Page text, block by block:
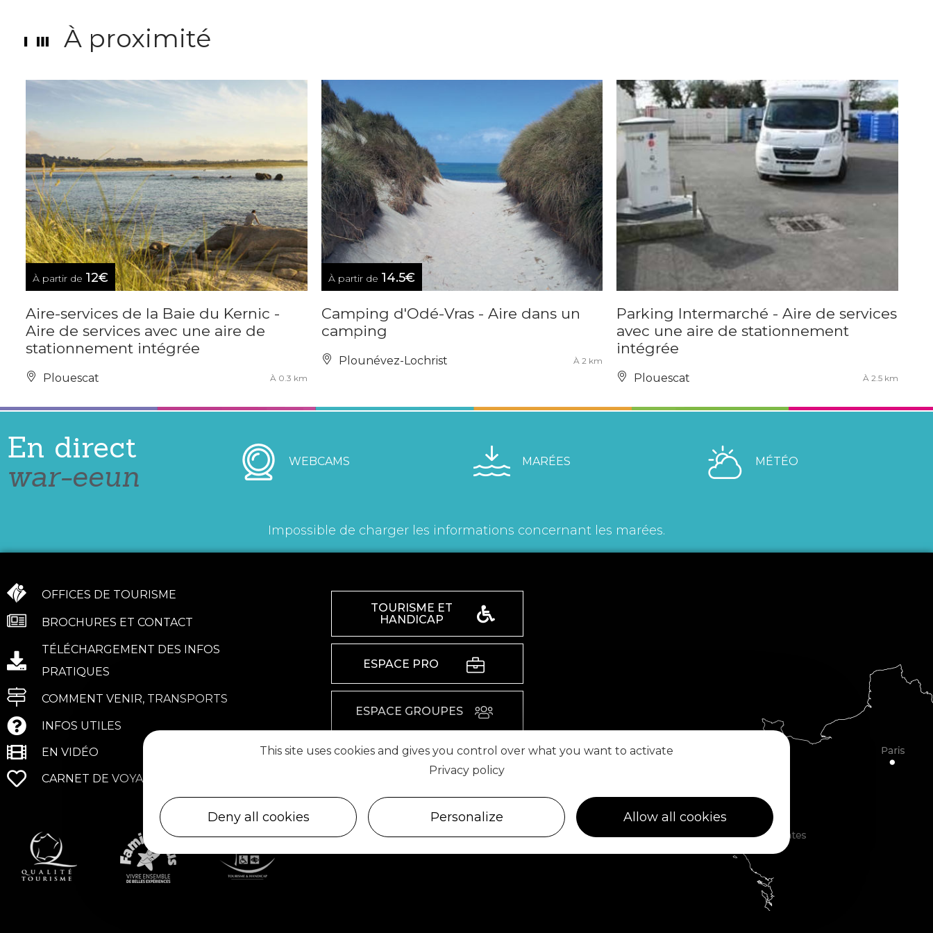
À proximité
À partir de 12€
Aire-services de la Baie du Kernic -
Aire de services avec une aire de
stationnement intégrée
Plouescat À 0.3 km
À partir de 14.5€
Camping d'Odé-Vras - Aire dans un
camping
Plounévez-Lochrist À 2 km
Parking Intermarché - Aire de services
avec une aire de stationnement
intégrée
Plouescat À 2.5 km
En direct
war-eeun WEBCAMS MARÉES MÉTÉO
Impossible de charger les informations concernant les marées.
OFFICES DE TOURISME
BROCHURES ET CONTACT
TÉLÉCHARGEMENT DES INFOS
PRATIQUES
COMMENT VENIR, TRANSPORTS
INFOS UTILES
EN VIDÉO
CARNET DE VOYAGE
TOURISME ET
HANDICAP
ESPACE PRO
ESPACE GROUPES
ESPACE PRESSE
RETROUVEZ-NOUS SUR
This site uses cookies and gives you control over what you want to activate
Privacy policy
Allow all cookies
Personalize
Deny all cookies